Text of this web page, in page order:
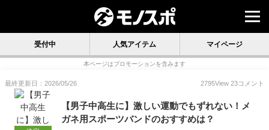
受付中 人気アイテム マイページ
本ページはプロモーションを含みます
最終更新日：2026/05/26 2795View 23コメント
【男子中高生に】激しい運動でもずれない！メ
ガネ用スポーツバンドのおすすめは？